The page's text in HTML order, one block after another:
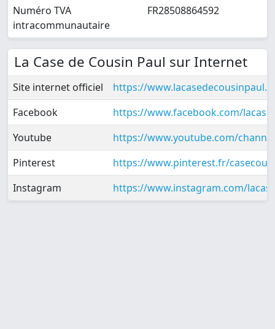
Numéro TVA
intracommunautaire
FR28508864592
La Case de Cousin Paul sur Internet
Site internet officiel
https://
Facebook
https://www.facebook.com/
Youtube
https://www.youtube.com/
Pinterest
https://www.pinterest.fr/
Instagram
https://www.instagram.com/